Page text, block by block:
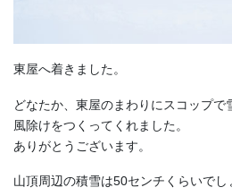
東屋へ着きました。
どなたか、東屋のまわりにスコップで
風除けをつくってくれました。
ありがとうございます。
山頂周辺の積雪は50センチくらいでし